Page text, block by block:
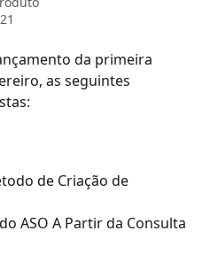
da primeira
as seguintes
de Criação de
ASO A Partir da Consulta